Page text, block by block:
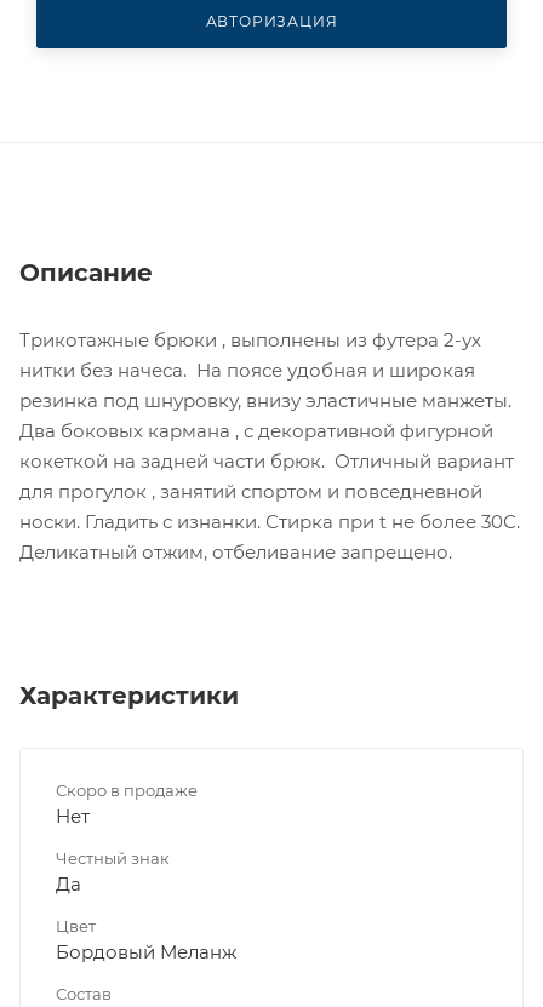
АВТОРИЗАЦИЯ
Описание
Трикотажные брюки , выполнены из футера 2-ух
нитки без начеса. На поясе удобная и широкая
резинка под шнуровку, внизу эластичные манжеты.
Два боковых кармана , с декоративной фигурной
кокеткой на задней части брюк. Отличный вариант
для прогулок , занятий спортом и повседневной
носки. Гладить с изнанки. Стирка при t не более 30С.
Деликатный отжим, отбеливание запрещено.
Характеристики
Скоро в продаже
Нет
Честный знак
Да
Цвет
Бордовый Меланж
Состав